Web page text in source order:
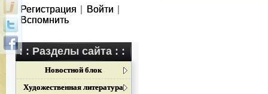
Регистрация Войти
Вспомнить
: : Разделы сайта : :
Новостной блок
Художественная литература